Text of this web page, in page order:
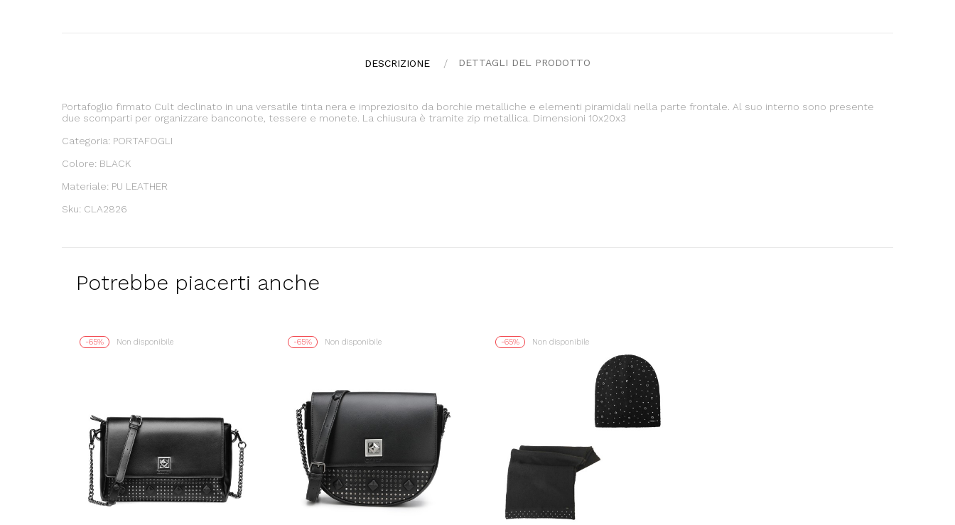
DESCRIZIONE DETTAGLI DEL PRODOTTO
Portafoglio firmato Cult declinato in una versatile tinta nera e impreziosito da borchie metalliche e elementi piramidali nella parte frontale. Al suo interno sono presente
due scomparti per organizzare banconote, tessere e monete. La chiusura è tramite zip metallica. Dimensioni 10x20x3
Categoria: PORTAFOGLI
Colore: BLACK
Materiale: PU LEATHER
Sku: CLA2826
Potrebbe piacerti anche
-65% Non disponibile -65% Non disponibile -65% Non disponibile